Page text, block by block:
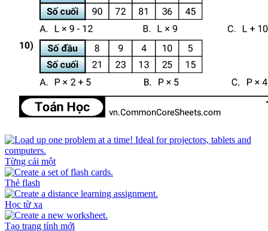
Từng cái một
Thẻ flash
Học từ xa
Tạo trang tính mới